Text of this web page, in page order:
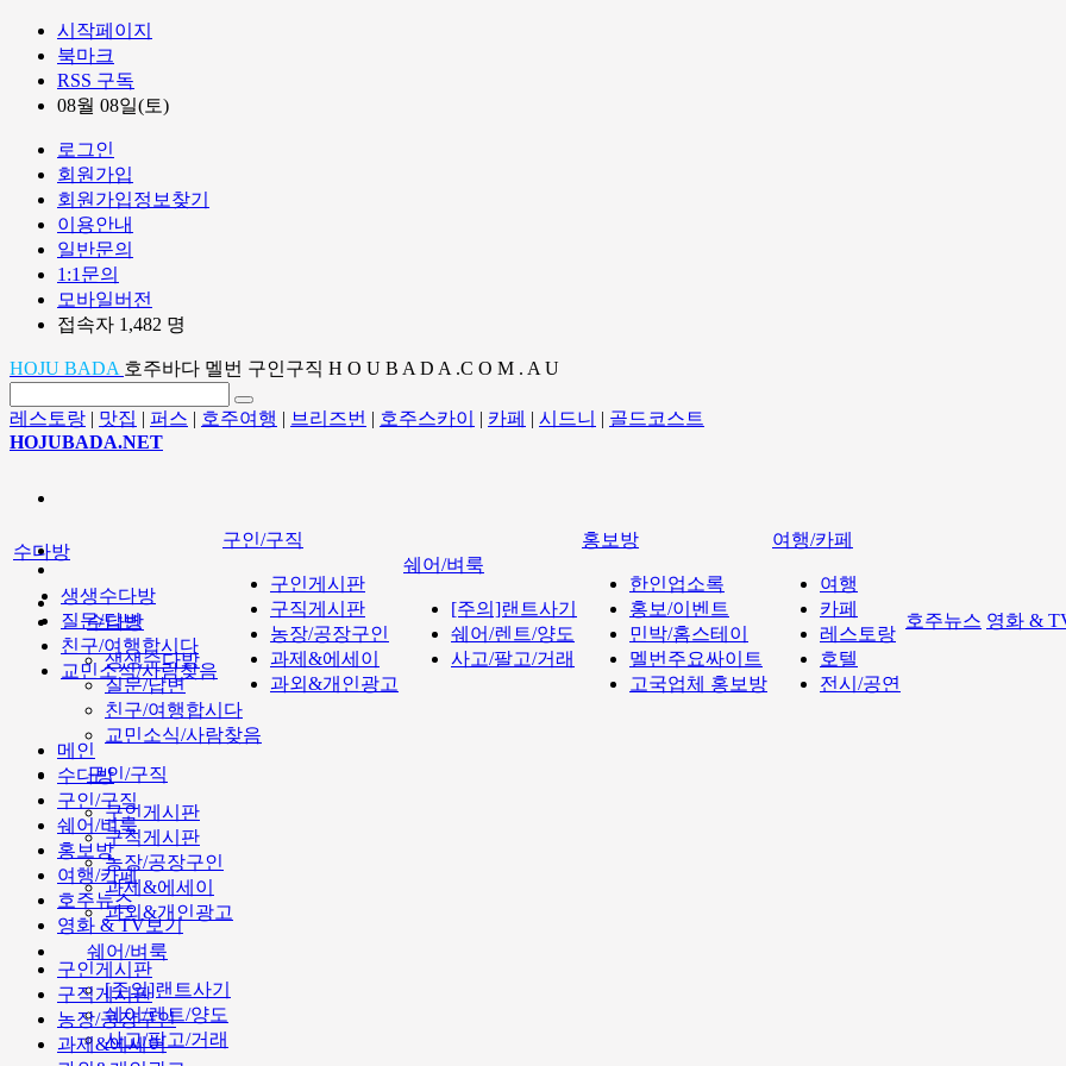
시작페이지
북마크
RSS 구독
08월 08일(토)
로그인
회원가입
회원가입정보찾기
이용안내
일반문의
1:1문의
모바일버전
접속자 1,482 명
HOJU BADA 호주바다 멜번 구인구직 H O U B A D A .C O M . A U
레스토랑 | 맛집 | 퍼스 | 호주여행 | 브리즈번 | 호주스카이 | 카페 | 시드니 | 골드코스트
HOJUBADA.NET
수다방
생생수다방
질문/답변
친구/여행합시다
교민소식/사람찾음
구인/구직
구인게시판
구직게시판
농장/공장구인
과제&에세이
과외&개인광고
쉐어/벼룩
[주의]랜트사기
쉐어/렌트/양도
사고/팔고/거래
수다방
생생수다방
질문/답변
친구/여행합시다
교민소식/사람찾음
구인/구직
구인게시판
구직게시판
농장/공장구인
과제&에세이
과외&개인광고
쉐어/벼룩
[주의]랜트사기
쉐어/렌트/양도
사고/팔고/거래
홍보방
한인업소록
홍보/이벤트
민박/홈스테이
멜번주요싸이트
고국업체 홍보방
여행/카페
여행
카페
레스토랑
호텔
전시/공연
호주뉴스 영화 &
메인
수다방
구인/구직
쉐어/벼룩
홍보방
여행/카페
호주뉴스
영화 & TV보기
구인게시판
구직게시판
농장/공장구인
과제&에세이